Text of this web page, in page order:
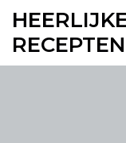
RECEPTEN